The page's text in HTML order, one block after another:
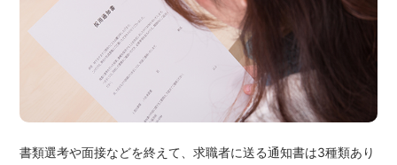
書類選考や面接などを終えて、求職者に送る通知書は3種類あり